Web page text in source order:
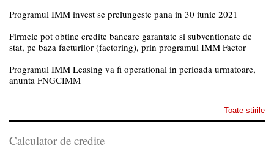
Programul IMM invest se prelungeste pana in 30 iunie 2021
Firmele pot obtine credite bancare garantate si subventionate de
stat, pe baza facturilor (factoring), prin programul IMM Factor
Programul IMM Leasing va fi operational in perioada urmatoare,
anunta FNGCIMM
Toate stirile
Calculator de credite